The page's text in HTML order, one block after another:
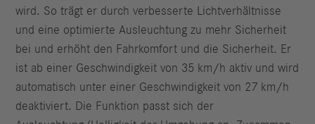
wird. So trägt er durch verbesserte Lichtverhältnisse
und eine optimierte Ausleuchtung zu mehr Sicherheit
bei und erhöht den Fahrkomfort und die Sicherheit. Er
ist ab einer Geschwindigkeit von 35 km/h aktiv und wird
automatisch unter einer Geschwindigkeit von 27 km/h
deaktiviert. Die Funktion passt sich der